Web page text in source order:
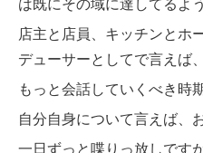
店主と店員、キッチンとホ
デューサーとしてで言えば
もっと会話していくべき時
自分自身について言えば、
一日ずっと喋りっ放しです